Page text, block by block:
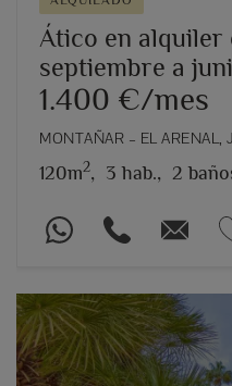
Ático en alquiler
septiembre a
1.400 €/mes
MONTAÑAR – EL ARENAL,
120m2, 3 hab., 2